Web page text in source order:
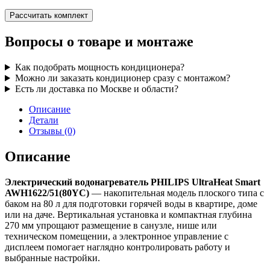
Рассчитать комплект
Вопросы о товаре и монтаже
Как подобрать мощность кондиционера?
Можно ли заказать кондиционер сразу с монтажом?
Есть ли доставка по Москве и области?
Описание
Детали
Отзывы (0)
Описание
Электрический водонагреватель PHILIPS UltraHeat Smart
AWH1622/51(80YC) — накопительная модель плоского типа с
баком на 80 л для подготовки горячей воды в квартире, доме
или на даче. Вертикальная установка и компактная глубина
270 мм упрощают размещение в санузле, нише или
техническом помещении, а электронное управление с
дисплеем помогает наглядно контролировать работу и
выбранные настройки.